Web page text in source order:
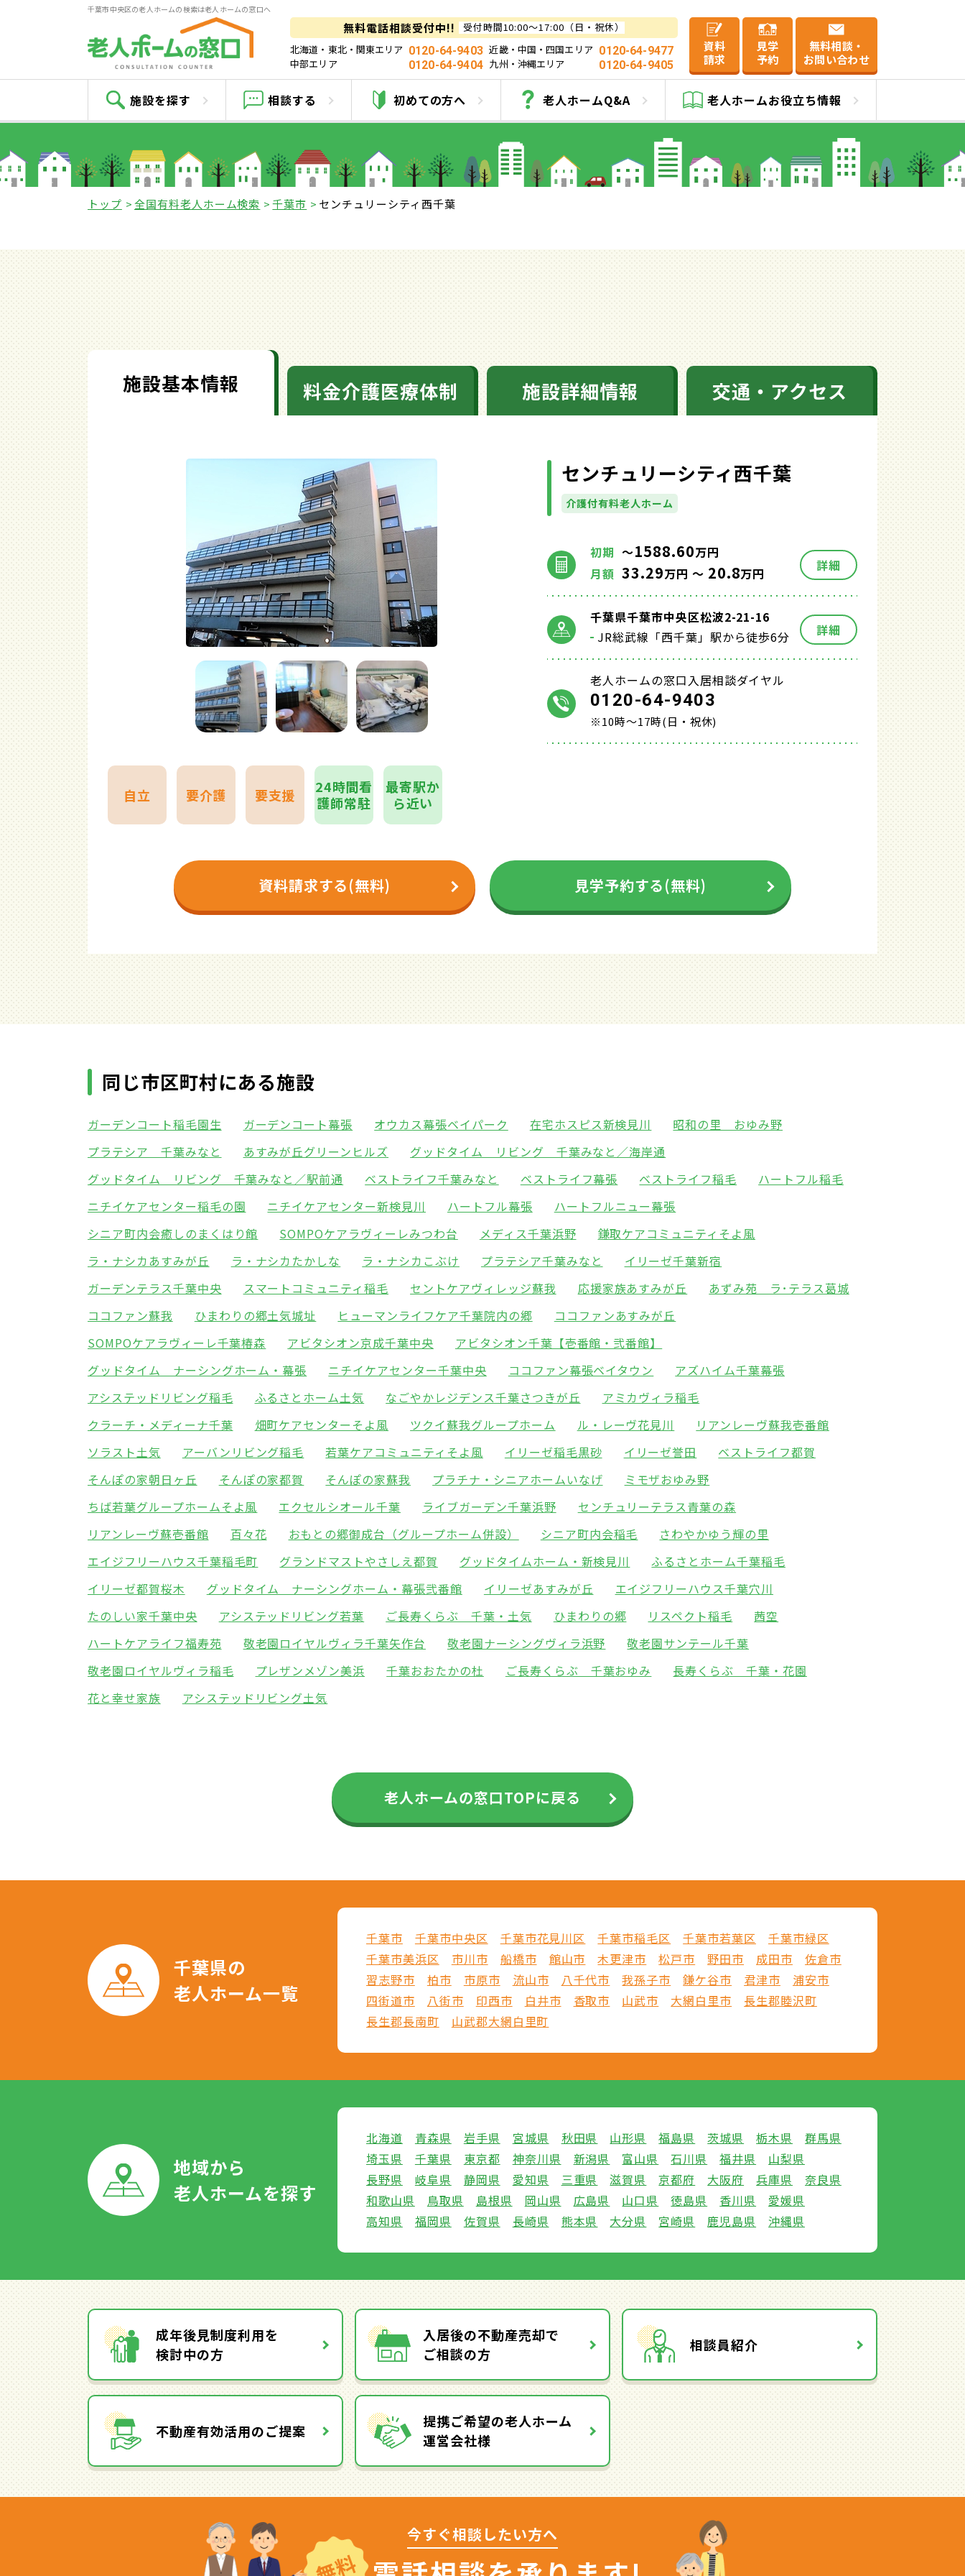
千葉市中央区の老人ホームの検索は老人ホームの窓口へ
無料電話相談受付中!!
受付時間10:00～17:00（日・祝休）
北海道・東北・関東エリア 0120-64-9403 近畿・中国・四国エリア 0120-64-9477
中部エリア
0120-64-9404 九州・沖縄エリア 0120-64-9405
資料
請求
見学
予約
無料相談・
お問い合わせ
施設を探す 相談する 初めての方へ 老人ホームQ&A 老人ホームお役立ち情報
センチュリーシティ西千葉
トップ 全国有料老人ホーム検索 千葉市 センチュリーシティ西千葉
施設基本情報 料金介護医療体制 施設詳細情報 交通・アクセス
センチュリーシティ西千葉
介護付有料老人ホーム
初期 ～1588.60万円
月額 33.29万円 ～ 20.8万円 詳細
千葉県千葉市中央区松波2-21-16
JR総武線「西千葉」駅から徒歩6分
詳細
老人ホームの窓口入居相談ダイヤル
0120-64-9403
※10時～17時(日・祝休)
自立 要介護 要支援
24時間看
護師常駐
最寄駅か
ら近い
資料請求する(無料) 見学予約する(無料)
同じ市区町村にある施設
ガーデンコート稲毛園生 ガーデンコート幕張 オウカス幕張ベイパーク 在宅ホスピス新検見川
昭和の里 おゆみ野
プラテシア 千葉みなと
あすみが丘グリーンヒルズ
グッドタイム リビング 千葉みなと／海岸通
グッドタイム リビング 千葉みなと／駅前通
ベストライフ千葉みなと ベストライフ幕張 ベストライフ稲毛
ハートフル稲毛
ニチイケアセンター稲毛の園
ニチイケアセンター新検見川 ハートフル幕張
ハートフルニュー幕張
シニア町内会癒しのまくはり館
SOMPOケアラヴィーレみつわ台 メディス千葉浜野
鎌取ケアコミュニティそよ風
ラ・ナシカあすみが丘
ラ・ナシカたかしな ラ・ナシカこぶけ プラテシア千葉みなと
イリーゼ千葉新宿
ガーデンテラス千葉中央
スマートコミュニティ稲毛 セントケアヴィレッジ蘇我 応援家族あすみが丘
あずみ苑 ラ･テラス葛城
ココファン蘇我
ひまわりの郷土気城址 ヒューマンライフケア千葉院内の郷
ココファンあすみが丘
SOMPOケアラヴィーレ千葉椿森
アビタシオン京成千葉中央
アビタシオン千葉【壱番館・弐番館】
グッドタイム ナーシングホーム・幕張
ニチイケアセンター千葉中央 ココファン幕張ベイタウン
アズハイム千葉幕張
アシステッドリビング稲毛
ふるさとホーム土気 なごやかレジデンス千葉さつきが丘
アミカヴィラ稲毛
クラーチ・メディーナ千葉
畑町ケアセンターそよ風 ツクイ蘇我グループホーム ル・レーヴ花見川
リアンレーヴ蘇我壱番館
ソラスト土気
アーバンリビング稲毛 若葉ケアコミュニティそよ風 イリーゼ稲毛黒砂 イリーゼ誉田
ベストライフ都賀
そんぽの家朝日ヶ丘
そんぽの家都賀 そんぽの家蘇我 プラチナ・シニアホームいなげ
ミモザおゆみ野
ちば若葉グループホームそよ風
エクセルシオール千葉 ライブガーデン千葉浜野
センチュリーテラス青葉の森
リアンレーヴ蘇壱番館
百々花 おもとの郷御成台（グループホーム併設） シニア町内会稲毛
さわやかゆう輝の里
エイジフリーハウス千葉稲毛町
グランドマストやさしえ都賀 グッドタイムホーム・新検見川
ふるさとホーム千葉稲毛
イリーゼ都賀桜木
グッドタイム ナーシングホーム・幕張弐番館 イリーゼあすみが丘
エイジフリーハウス千葉穴川
たのしい家千葉中央
アシステッドリビング若葉 ご長寿くらぶ 千葉・土気 ひまわりの郷 リスペクト稲毛
茜空
ハートケアライフ福寿苑
敬老園ロイヤルヴィラ千葉矢作台 敬老園ナーシングヴィラ浜野
敬老園サンテール千葉
敬老園ロイヤルヴィラ稲毛
プレザンメゾン美浜 千葉おおたかの杜 ご長寿くらぶ 千葉おゆみ
長寿くらぶ 千葉・花園
花と幸せ家族
アシステッドリビング土気
老人ホームの窓口TOPに戻る
千葉県の
老人ホーム一覧
千葉市 千葉市中央区 千葉市花見川区 千葉市稲毛区 千葉市若葉区
千葉市緑区
千葉市美浜区
市川市 船橋市 館山市 木更津市 松戸市 野田市 成田市
佐倉市
習志野市
柏市 市原市 流山市 八千代市 我孫子市 鎌ケ谷市 君津市
浦安市
四街道市
八街市 印西市 白井市 香取市 山武市 大網白里市
長生郡睦沢町
長生郡長南町
山武郡大網白里町
地域から
老人ホームを探す
北海道 青森県 岩手県 宮城県 秋田県 山形県 福島県 茨城県 栃木県
群馬県
埼玉県
千葉県 東京都 神奈川県 新潟県 富山県 石川県 福井県
山梨県
長野県
岐阜県 静岡県 愛知県 三重県 滋賀県 京都府 大阪府 兵庫県
奈良県
和歌山県
鳥取県 島根県 岡山県 広島県 山口県 徳島県 香川県
愛媛県
高知県
福岡県 佐賀県 長崎県 熊本県 大分県 宮崎県 鹿児島県 沖縄県
成年後見制度利用を
検討中の方
入居後の不動産売却で
ご相談の方
相談員紹介
不動産有効活用のご提案
提携ご希望の老人ホーム
運営会社様
今すぐ相談したい方へ